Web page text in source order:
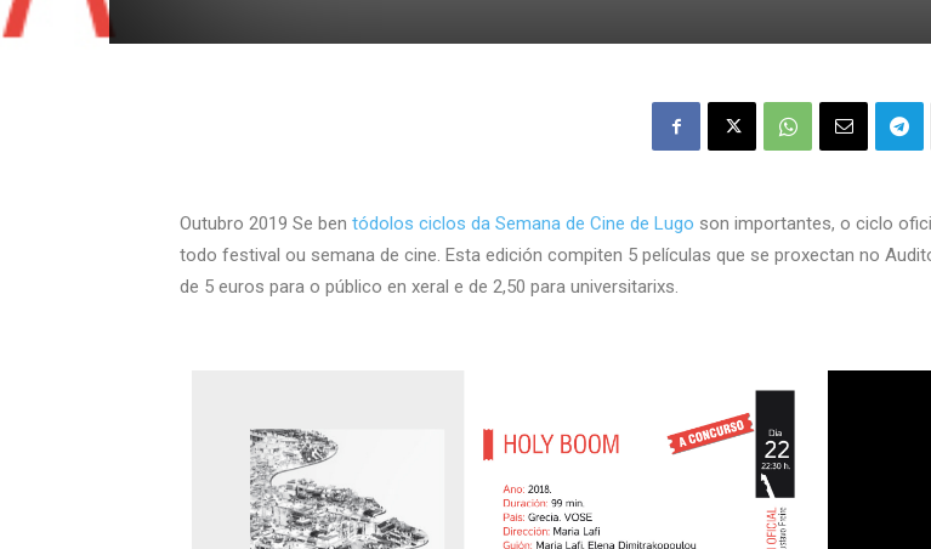
Outubro 2019 Se ben tódolos ciclos da Semana de Cine de Lugo son importantes, o ciclo
todo festival ou semana de cine. Esta edición compiten 5 películas que se proxectan no
de 5 euros para o público en xeral e de 2,50 para universitarixs.